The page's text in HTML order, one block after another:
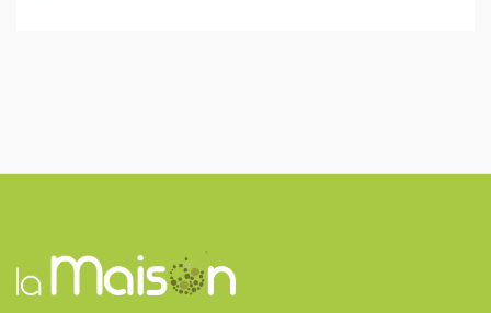
a
o
n